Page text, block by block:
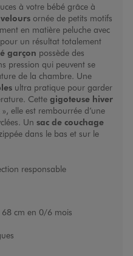
à votre bébé grâce à
ornée de petits motifs
en matière peluche avec
un résultat totalement
garçon possède des
pression qui peuvent se
de la chambre. Une
ultra pratique pour garder
Cette gigoteuse hiver
elle est rembourrée d’une
Un sac de couchage
dans le bas et sur le
responsable
68 cm en 0/6 mois